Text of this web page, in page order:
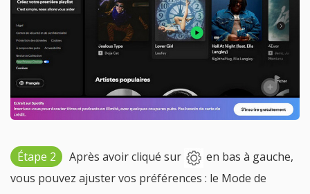
Étape 2 Après avoir cliqué sur
en bas à gauche,
vous pouvez ajuster vos préférences : le Mode de